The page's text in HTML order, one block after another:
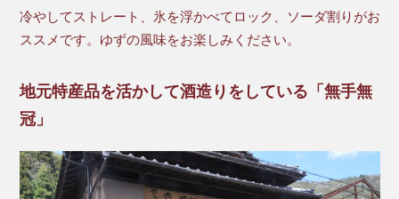
冷やしてストレート、氷を浮かべてロック、ソーダ割りがお
ススメです。ゆずの風味をお楽しみください。
地元特産品を活かして酒造りをしている「無手無
冠」